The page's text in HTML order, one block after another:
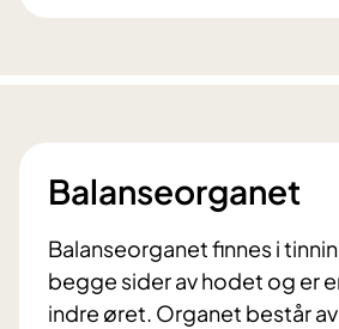
Balanseorganet
Balanseorganet finnes i
begge sider av hodet og er
indre øret. Organet består